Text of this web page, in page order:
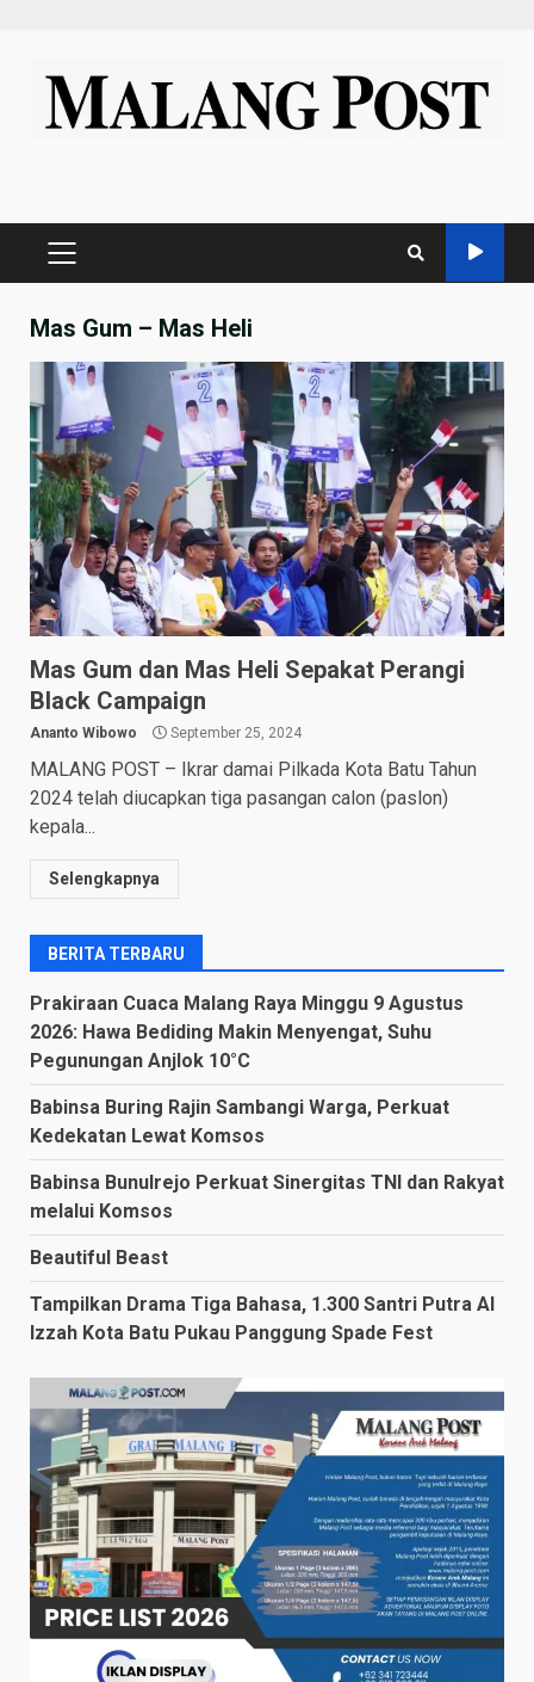
content
PRIMARY
Mas Gum – Mas Heli
Mas Gum dan Mas Heli Sepakat Perangi
Black Campaign
Ananto Wibowo September 25, 2024
MALANG POST – Ikrar damai Pilkada Kota Batu Tahun
2024 telah diucapkan tiga pasangan calon (paslon)
kepala...
Selengkapnya
BERITA TERBARU
Prakiraan Cuaca Malang Raya Minggu 9 Agustus
2026: Hawa Bediding Makin Menyengat, Suhu
Pegunungan Anjlok 10°C
Babinsa Buring Rajin Sambangi Warga, Perkuat
Kedekatan Lewat Komsos
Babinsa Bunulrejo Perkuat Sinergitas TNI dan Rakyat
melalui Komsos
Beautiful Beast
Tampilkan Drama Tiga Bahasa, 1.300 Santri Putra Al
Izzah Kota Batu Pukau Panggung Spade Fest